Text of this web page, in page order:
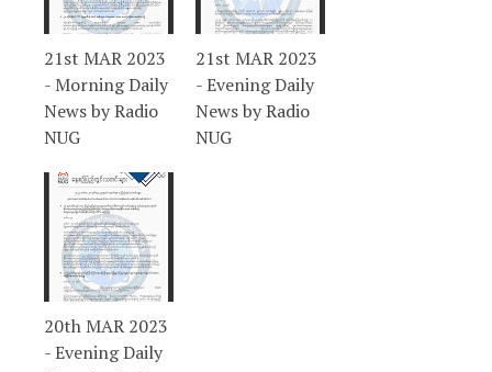
21st MAR 2023
- Morning Daily
News by Radio
NUG
21st MAR 2023
- Evening Daily
News by Radio
NUG
20th MAR 2023
- Evening Daily